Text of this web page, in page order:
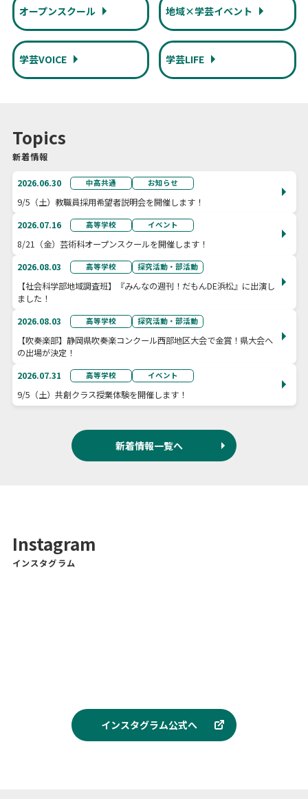
オープンスクール 地域×学芸イベント
学芸VOICE 学芸LIFE
Topics
新着情報
2026.06.30 中高共通 お知らせ
9/5（土）教職員採用希望者説明会を開催します！
2026.07.16
高等学校 イベント
8/21（金）芸術科オープンスクールを開催します！
2026.08.03
高等学校 探究活動・部活動
【社会科学部地域調査班】『みんなの週刊！だもんDE浜松』に出演し
ました！
2026.08.03
高等学校 探究活動・部活動
【吹奏楽部】静岡県吹奏楽コンクール西部地区大会で金賞！県大会へ
の出場が決定！
2026.07.31
高等学校 イベント
9/5（土）共創クラス授業体験を開催します！
新着情報一覧へ
Instagram
インスタグラム
インスタグラム公式へ